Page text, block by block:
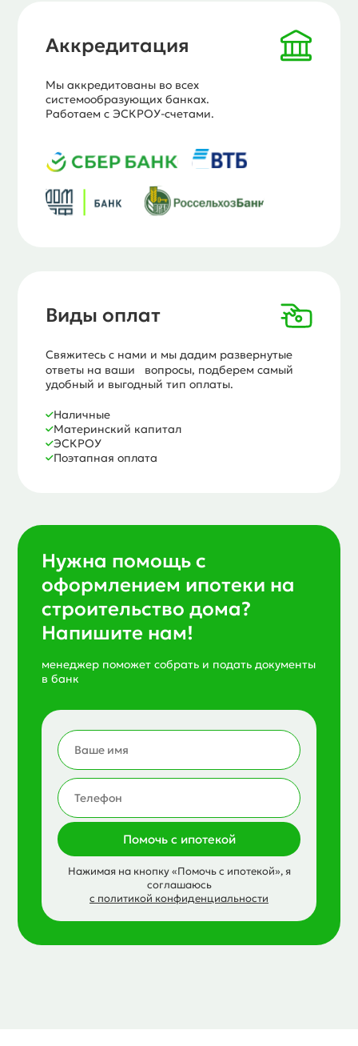
Аккредитация
Мы аккредитованы во всех
системообразующих банках.
Работаем с ЭСКРОУ-счетами.
Виды оплат
Свяжитесь с нами и мы дадим развернутые
ответы на ваши вопросы, подберем самый
удобный и выгодный тип оплаты.
Наличные
Материнский капитал
ЭСКРОУ
Поэтапная оплата
Нужна помощь с
оформлением ипотеки на
строительство дома?
Напишите нам!
менеджер поможет собрать и подать документы
в банк
Помочь с ипотекой
Нажимая на кнопку «Помочь с ипотекой», я
соглашаюсь
с политикой конфиденциальности